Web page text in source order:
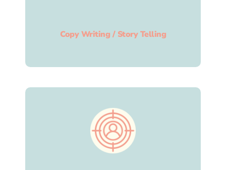
Copy Writing / Story Telling